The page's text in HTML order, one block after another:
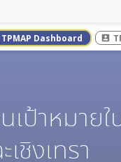
TPMAP Dashboard account_box
ป้าหมาย
เชิงเทรา